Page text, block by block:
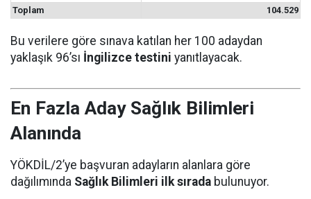
Toplam
104.529
Bu verilere göre sınava katılan her 100 adaydan
yaklaşık 96’sı İngilizce testini yanıtlayacak.
En Fazla Aday Sağlık Bilimleri
Alanında
YÖKDİL/2’ye başvuran adayların alanlara göre
dağılımında Sağlık Bilimleri ilk sırada bulunuyor.